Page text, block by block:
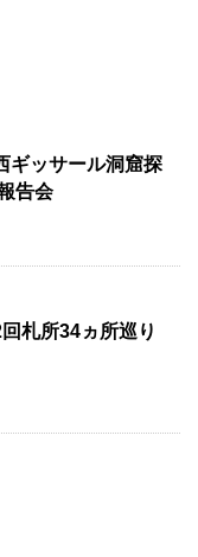
ッサール洞窟探
告会
札所34ヵ所巡り